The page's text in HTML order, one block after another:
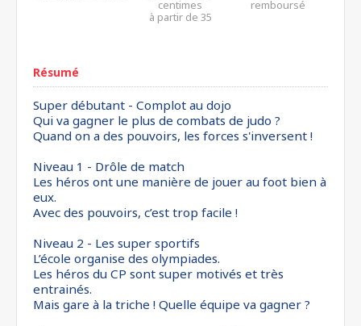
centimes
à partir de 35
remboursé
Résumé
Super débutant - Complot au dojo
Qui va gagner le plus de combats de judo ?
Quand on a des pouvoirs, les forces s'inversent !
Niveau 1 - Drôle de match
Les héros ont une manière de jouer au foot bien à
eux.
Avec des pouvoirs, c’est trop facile !
Niveau 2 - Les super sportifs
L’école organise des olympiades.
Les héros du CP sont super motivés et très
entrainés.
Mais gare à la triche ! Quelle équipe va gagner ?